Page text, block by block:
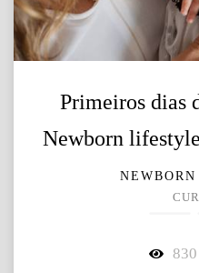
Primeiros dias
Newborn
830